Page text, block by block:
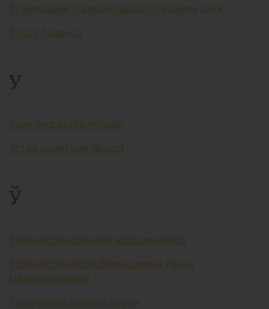
Тузилмавий (тармоқлараро) тизимли риск
Тўлов баланси
У
Узоқ муддатли пуллар
Устав капитали (фонд)
Ў
Ўзбекистон банклар ассоцияцияси
Ўзбекистон Республикасининг ғазна
мажбуриятлари
Ўзгарувчан валюта курси